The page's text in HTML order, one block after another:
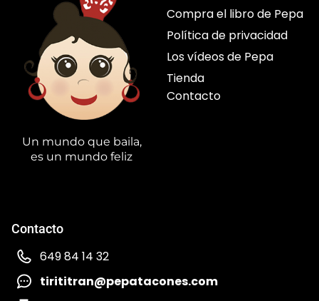
Un mundo que baila,
es un mundo feliz
Compra el libro de Pepa
Política de privacidad
Los vídeos de Pepa
Tienda
Contacto
Contacto
649 84 14 32
tirititran@pepatacones.com